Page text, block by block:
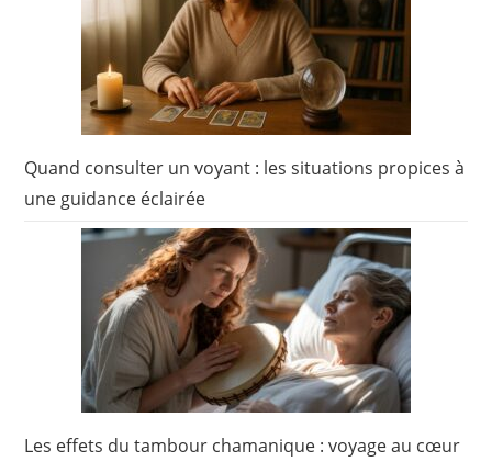
Quand consulter un voyant : les situations propices à
une guidance éclairée
Les effets du tambour chamanique : voyage au cœur